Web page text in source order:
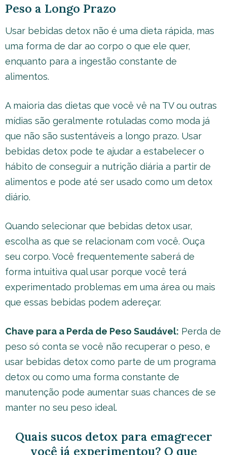
Peso a Longo Prazo
Usar bebidas detox não é uma dieta rápida, mas
uma forma de dar ao corpo o que ele quer,
enquanto para a ingestão constante de
alimentos.
A maioria das dietas que você vê na TV ou outras
mídias são geralmente rotuladas como moda já
que não são sustentáveis a longo prazo. Usar
bebidas detox pode te ajudar a estabelecer o
hábito de conseguir a nutrição diária a partir de
alimentos e pode até ser usado como um detox
diário.
Quando selecionar que bebidas detox usar,
escolha as que se relacionam com você. Ouça
seu corpo. Você frequentemente saberá de
forma intuitiva qual usar porque você terá
experimentado problemas em uma área ou mais
que essas bebidas podem adereçar.
Chave para a Perda de Peso Saudável: Perda de
peso só conta se você não recuperar o peso, e
usar bebidas detox como parte de um programa
detox ou como uma forma constante de
manutenção pode aumentar suas chances de se
manter no seu peso ideal.
Quais sucos detox para emagrecer
você já experimentou? O que